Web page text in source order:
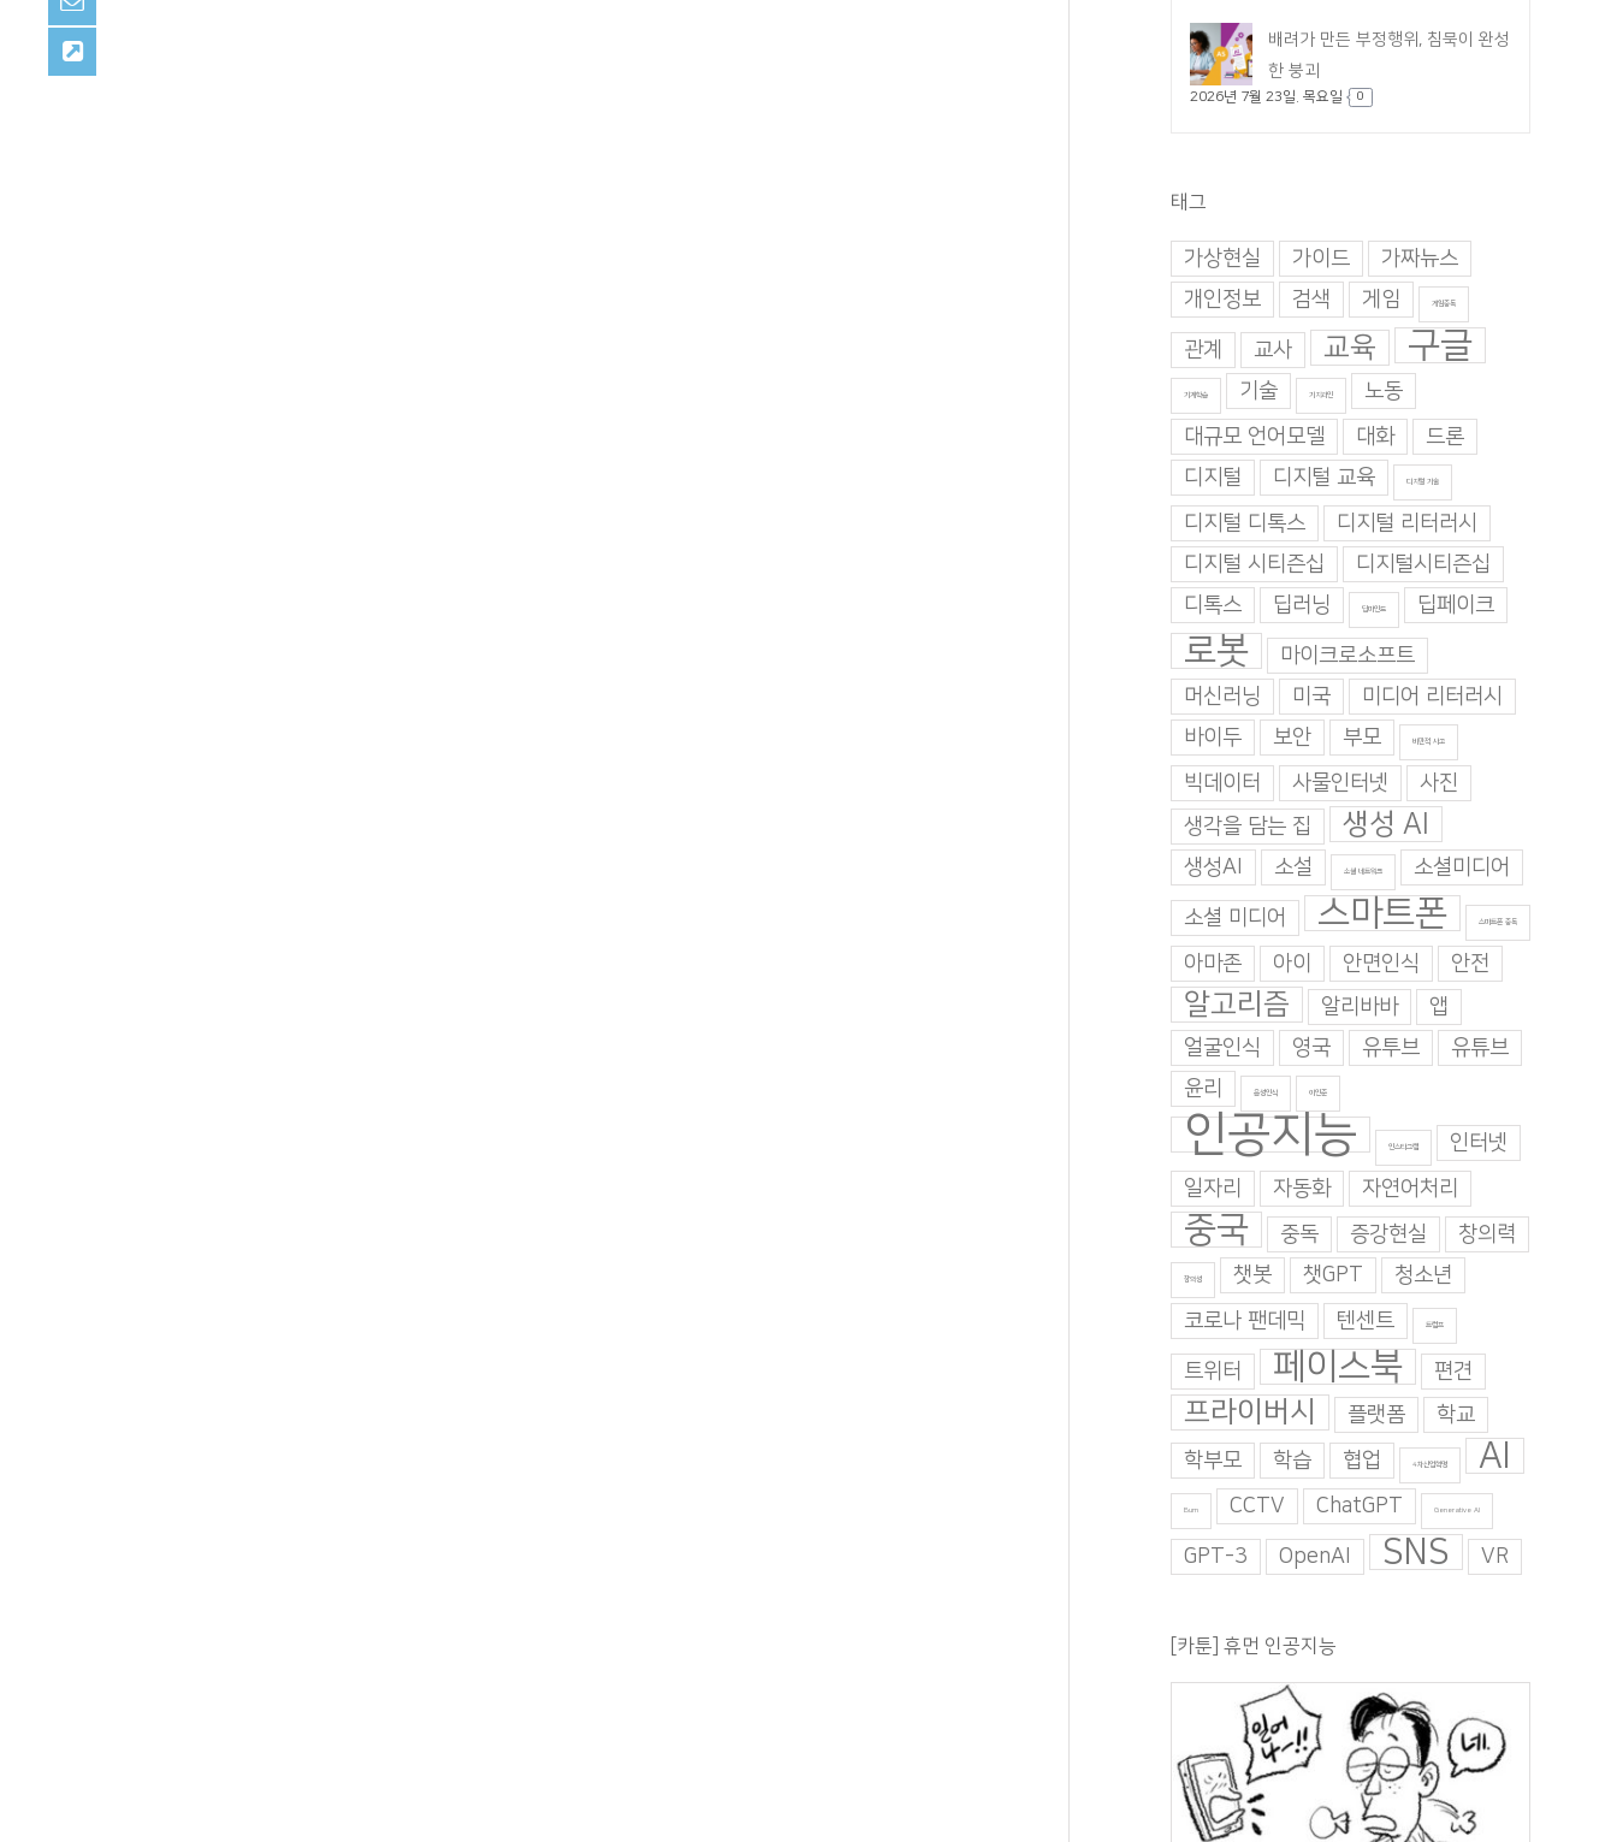
배려가 만든 부정행위, 침묵이 완성
한 붕괴
2026년 7월 23일. 목요일 0
태그
가상현실 가이드
가짜뉴스
개인정보
검색 게임 게임중독
관계 교사 교육 구글
기계학습 기술 기지과인
노동
대규모 언어모델
대화
드론
디지털
디지털 교육 디지털 기술
디지털 디톡스
디지털 리터러시
디지털 시티즌십
디지털시티즌십
디톡스
딥러닝 딥마인드 딥페이크
로봇
마이크로소프트
머신러닝
미국
미디어 리터러시
바이두
보안 부모 비판적 사고
빅데이터 사물인터넷
사진
생각을 담는 집
생성 AI
생성AI 소설 소셜 네트워크 소셜미디어
소셜 미디어 스마트폰 스마트폰 중독
아마존 아이 안면인식 안전
알고리즘 알리바바
앱
얼굴인식
영국 유투브
유튜브
윤리
음성인식 이인준
인공지능 인스타그램
인터넷
일자리
자동화 자연어처리
중국 중독 증강현실 창의력
창의성 챗봇 챗GPT
청소년
코로나 팬데믹
텐센트 트럼프
트위터 페이스북 편견
프라이버시 플랫폼
학교
학부모
학습 협업 4차산업혁명 AI
Burn CCTV ChatGPT Generative AI
GPT-3 OpenAI SNS VR
[카툰] 휴먼 인공지능